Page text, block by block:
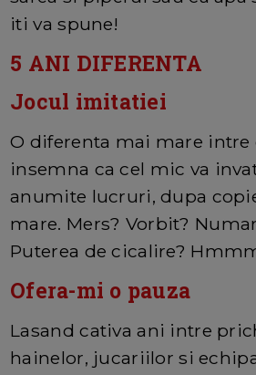
iti va spune!
5 ANI DIFERENTA
Jocul imitatiei
O diferenta mai mare intre
insemna ca cel mic va
anumite lucruri, dupa
mare. Mers? Vorbit?
Puterea de cicalire?
Ofera-mi o pauza
Lasand cativa ani intre
hainelor, jucariilor si